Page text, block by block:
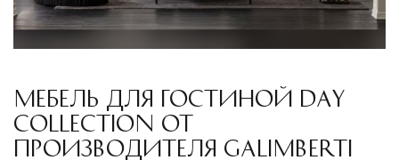
МЕБЕЛЬ ДЛЯ ГОСТИНОЙ DAY
COLLECTION ОТ
ПРОИЗВОДИТЕЛЯ GALIMBERTI